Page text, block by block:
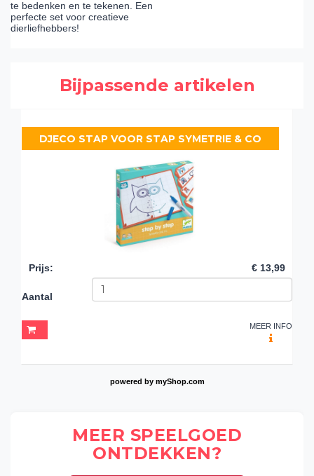
te bedenken en te tekenen. Een
perfecte set voor creatieve
dierliefhebbers!
Bijpassende artikelen
DJECO STAP VOOR STAP SYMETRIE & CO
Prijs: € 13,99
Aantal
MEER INFO
powered by myShop.com
MEER SPEELGOED
ONTDEKKEN?